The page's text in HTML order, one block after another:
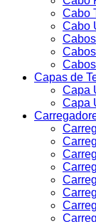
Cabo
Cabo
Cabos
Capas de
Capa
Capa